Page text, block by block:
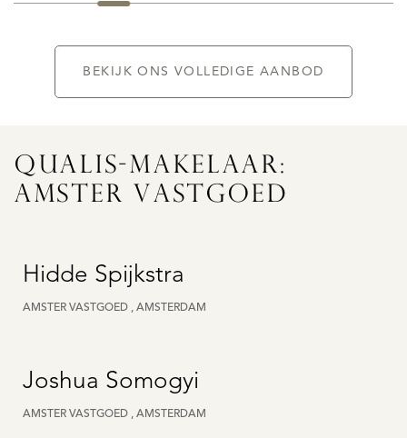
BEKIJK ONS VOLLEDIGE AANBOD
QUALIS-MAKELAAR:
AMSTER VASTGOED
Hidde Spijkstra
AMSTER VASTGOED , AMSTERDAM
Joshua Somogyi
AMSTER VASTGOED , AMSTERDAM